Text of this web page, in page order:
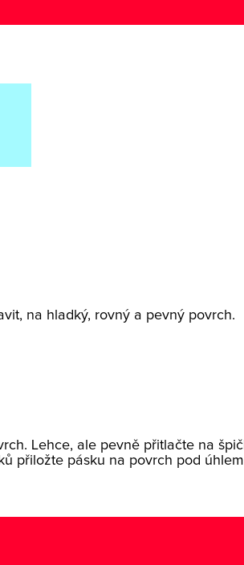
na hladký, rovný a pevný povrch.
Lehce, ale pevně přitlačte na
přiložte pásku na povrch pod úhlem